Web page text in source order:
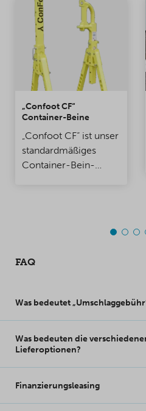
„Confoot CF“
Container-Beine
„Confoot CF“ ist unser
standardmäßiges
Container-Bein-
einsetzbar und können
installiert werden.
FAQ
Was bedeutet
Was bedeuten die
Lieferoptionen?
Finanzierungsleasing